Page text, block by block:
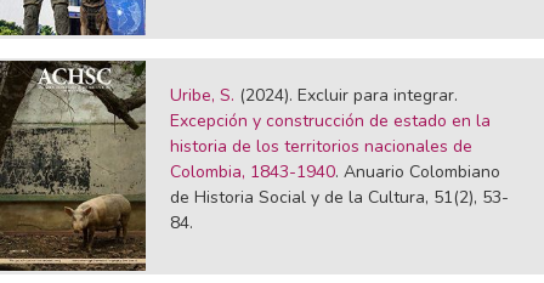
Uribe, S. (2024). Excluir para integrar.
Excepción y construcción de estado en la
historia de los territorios nacionales de
Colombia, 1843-1940. Anuario Colombiano
de Historia Social y de la Cultura, 51(2), 53-
84.